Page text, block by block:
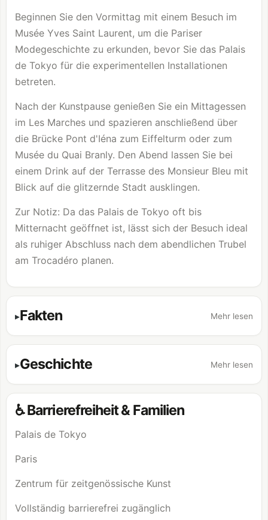
Beginnen Sie den Vormittag mit einem Besuch im
Musée Yves Saint Laurent, um die Pariser
Modegeschichte zu erkunden, bevor Sie das Palais
de Tokyo für die experimentellen Installationen
betreten.
Nach der Kunstpause genießen Sie ein Mittagessen
im Les Marches und spazieren anschließend über
die Brücke Pont d'Iéna zum Eiffelturm oder zum
Musée du Quai Branly. Den Abend lassen Sie bei
einem Drink auf der Terrasse des Monsieur Bleu mit
Blick auf die glitzernde Stadt ausklingen.
Zur Notiz: Da das Palais de Tokyo oft bis
Mitternacht geöffnet ist, lässt sich der Besuch ideal
als ruhiger Abschluss nach dem abendlichen Trubel
am Trocadéro planen.
Fakten Mehr lesen
Geschichte Mehr lesen
♿ Barrierefreiheit & Familien
Palais de Tokyo
Paris
Zentrum für zeitgenössische Kunst
Vollständig barrierefrei zugänglich